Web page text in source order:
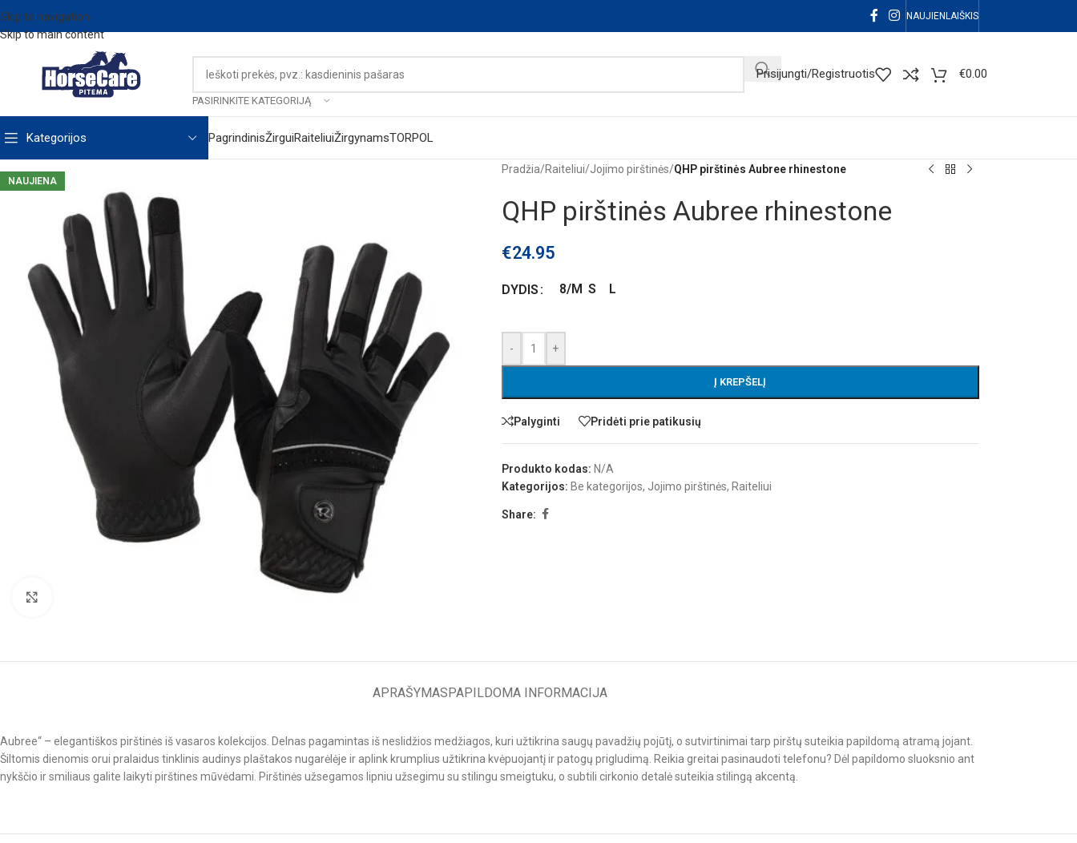
Skip to navigation
Skip to main content
NAUJIENLAIŠKIS
PASIRINKITE KATEGORIJĄ
Prisijungti/Registruotis €0.00
Kategorijos PagrindinisŽirguiRaiteliuiŽirgynamsTORPOL
NAUJIENA
Pradžia/Raiteliui/Jojimo pirštinės/QHP pirštinės Aubree rhinestone
QHP pirštinės Aubree rhinestone
€24.95
DYDIS 8/M S L
- +
Į KREPŠELĮ
Palyginti Pridėti prie patikusių
Produkto kodas: N/A
Kategorijos: Be kategorijos, Jojimo pirštinės, Raiteliui
Share:
APRAŠYMASPAPILDOMA INFORMACIJA
Aubree“ – elegantiškos pirštinės iš vasaros kolekcijos. Delnas pagamintas iš neslidžios medžiagos, kuri užtikrina saugų pavadžių pojūtį, o sutvirtinimai tarp pirštų suteikia papildomą atramą jojant.
Šiltomis dienomis orui pralaidus tinklinis audinys plaštakos nugarėlėje ir aplink krumplius užtikrina kvėpuojantį ir patogų prigludimą. Reikia greitai pasinaudoti telefonu? Dėl papildomo sluoksnio ant
nykščio ir smiliaus galite laikyti pirštines mūvėdami. Pirštinės užsegamos lipniu užsegimu su stilingu smeigtuku, o subtili cirkonio detalė suteikia stilingą akcentą.